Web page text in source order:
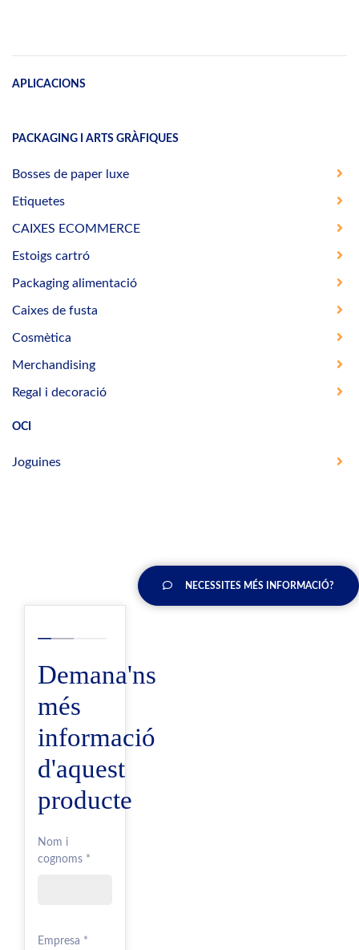
APLICACIONS
PACKAGING I ARTS GRÀFIQUES
Bosses de paper luxe
Etiquetes
CAIXES ECOMMERCE
Estoigs cartró
Packaging alimentació
Caixes de fusta
Cosmètica
Merchandising
Regal i decoració
OCI
Joguines
NECESSITES MÉS INFORMACIÓ?
Demana'ns
més
informació
d'aquest
producte
Nom i
cognoms *
Empresa *